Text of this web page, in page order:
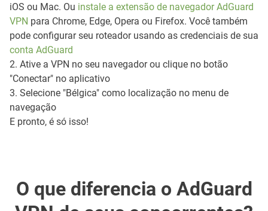
iOS ou Mac. Ou instale a extensão de navegador AdGuard
VPN para Chrome, Edge, Opera ou Firefox. Você também
pode configurar seu roteador usando as credenciais de sua
conta AdGuard
2. Ative a VPN no seu navegador ou clique no botão
"Conectar" no aplicativo
3. Selecione "Bélgica" como localização no menu de
navegação
E pronto, é só isso!
O que diferencia o AdGuard